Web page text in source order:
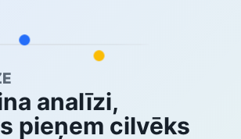
analīzi,
pieņem cilvēks